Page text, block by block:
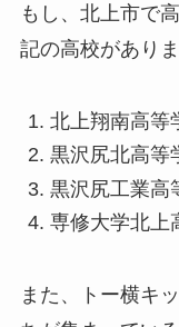
もし、北上市で
記の高校がありま
北上翔南高等
黒沢尻北高等
黒沢尻工業高
専修大学北上
また、トー横キ